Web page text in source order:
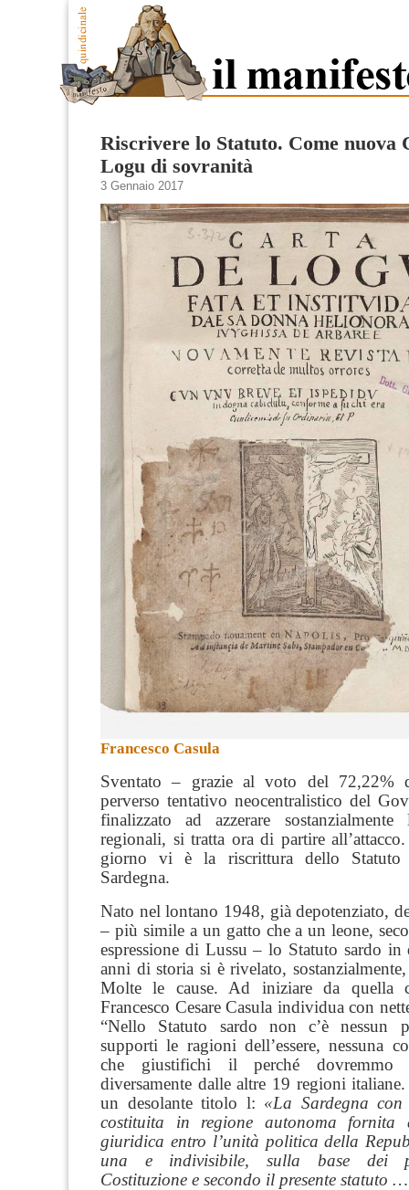
Riscrivere lo Statuto. Come nuova
Logu di sovranità
3 Gennaio 2017
Francesco Casula
Sventato – grazie al voto del
perverso tentativo neocentralistico del
finalizzato ad azzerare
regionali, si tratta ora di partire
giorno vi è la riscrittura dello Statuto
Sardegna.
Nato nel lontano 1948, già depotenziato,
– più simile a un gatto che a un leone,
espressione di Lussu – lo Statuto sardo in
anni di storia si è rivelato,
Molte le cause. Ad iniziare da quella
Francesco Cesare Casula individua con
“Nello Statuto sardo non c’è nessun
supporti le ragioni dell’essere, nessuna
che giustifichi il perché dovremmo
diversamente dalle altre 19 regioni
un desolante titolo l: «La Sardegna
costituita in regione autonoma fornita
giuridica entro l’unità politica della
una e indivisibile, sulla base dei
Costituzione e secondo il presente statuto